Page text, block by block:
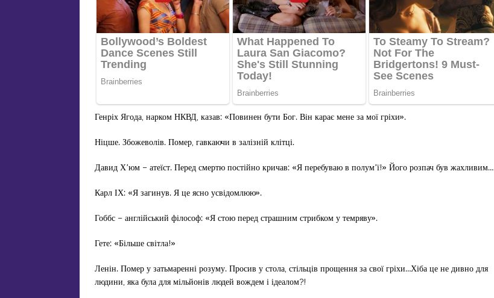
Генріх Ягода, нарком НКВД, казав: «Повинен бути Бог. Він карає мене за мої гріхи».
Ніцше. Збожеволів. Помер, гавкаючи в залізній клітці.
Давид Х’юм – атеїст. Перед смертю постійно кричав: «Я перебуваю в полум’ї!» Його розпач був жахливим…
Карл ІХ: «Я загинув. Я це ясно усвідомлюю».
Гоббс – англійський філософ: «Я стою перед страшним стрибком у темряву».
Гете: «Більше світла!»
Ленін. Помер у затьмаренні розуму. Просив у стола, стільців прощення за свої гріхи…Хіба це не дивно для
людини, яка була для мільйонів людей вождем і ідеалом?!